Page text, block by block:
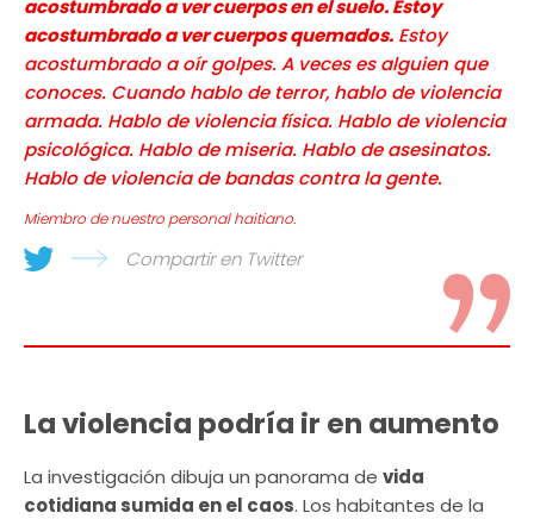
acostumbrado a ver cuerpos en el suelo. Estoy
acostumbrado a ver cuerpos quemados. Estoy
acostumbrado a oír golpes. A veces es alguien que
conoces. Cuando hablo de terror, hablo de violencia
armada. Hablo de violencia física. Hablo de violencia
psicológica. Hablo de miseria. Hablo de asesinatos.
Hablo de violencia de bandas contra la gente.
Miembro de nuestro personal haitiano.
Compartir en Twitter
La violencia podría ir en aumento
La investigación dibuja un panorama de vida
cotidiana sumida en el caos. Los habitantes de la